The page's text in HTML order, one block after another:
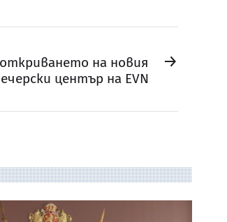
→
на новия
център на EVN